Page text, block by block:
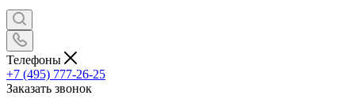
Телефоны
+7 (495) 777-26-25
Заказать звонок